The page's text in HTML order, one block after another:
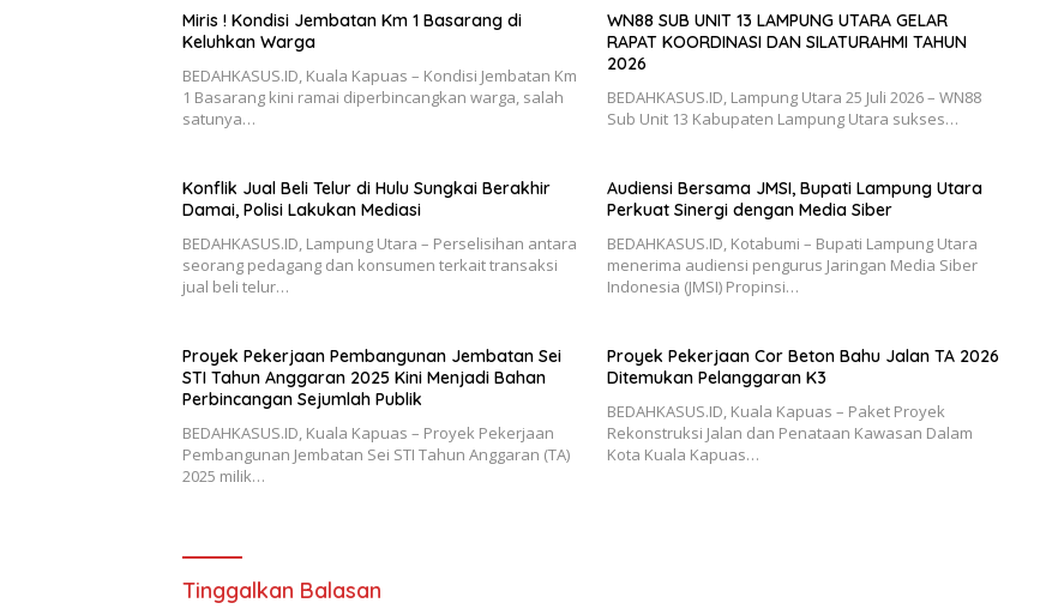
Miris ! Kondisi Jembatan Km 1 Basarang di
Keluhkan Warga
BEDAHKASUS.ID, Kuala Kapuas – Kondisi Jembatan Km
1 Basarang kini ramai diperbincangkan warga, salah
satunya…
WN88 SUB UNIT 13 LAMPUNG UTARA GELAR
RAPAT KOORDINASI DAN SILATURAHMI TAHUN
2026
BEDAHKASUS.ID, Lampung Utara 25 Juli 2026 – WN88
Sub Unit 13 Kabupaten Lampung Utara sukses…
Konflik Jual Beli Telur di Hulu Sungkai Berakhir
Damai, Polisi Lakukan Mediasi
BEDAHKASUS.ID, Lampung Utara – Perselisihan antara
seorang pedagang dan konsumen terkait transaksi
jual beli telur…
Audiensi Bersama JMSI, Bupati Lampung Utara
Perkuat Sinergi dengan Media Siber
BEDAHKASUS.ID, Kotabumi – Bupati Lampung Utara
menerima audiensi pengurus Jaringan Media Siber
Indonesia (JMSI) Propinsi…
Proyek Pekerjaan Pembangunan Jembatan Sei
STI Tahun Anggaran 2025 Kini Menjadi Bahan
Perbincangan Sejumlah Publik
BEDAHKASUS.ID, Kuala Kapuas – Proyek Pekerjaan
Pembangunan Jembatan Sei STI Tahun Anggaran (TA)
2025 milik…
Proyek Pekerjaan Cor Beton Bahu Jalan TA 2026
Ditemukan Pelanggaran K3
BEDAHKASUS.ID, Kuala Kapuas – Paket Proyek
Rekonstruksi Jalan dan Penataan Kawasan Dalam
Kota Kuala Kapuas…
Tinggalkan Balasan